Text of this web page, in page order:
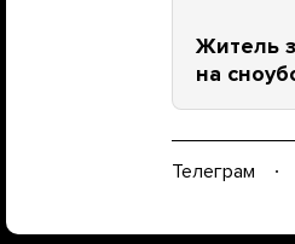
Житель
на
Телеграм